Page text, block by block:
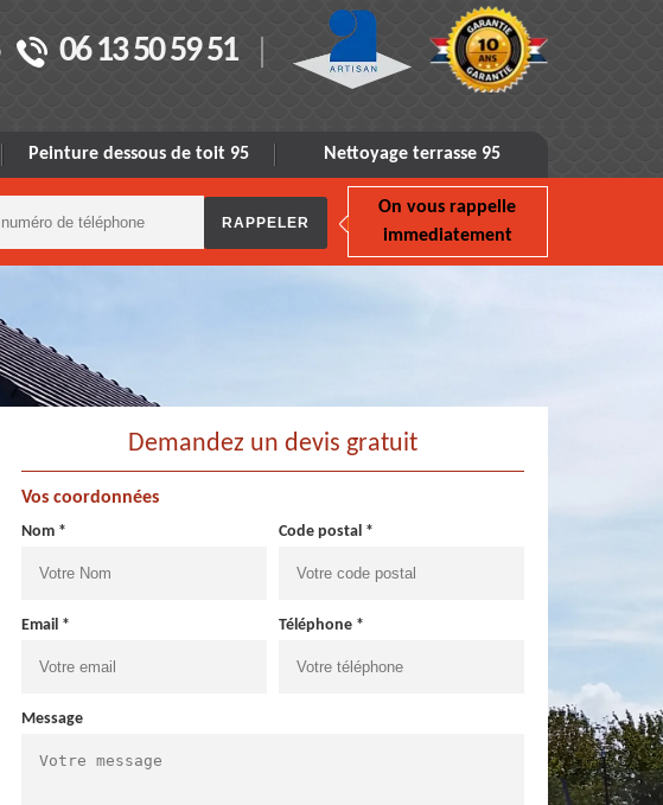
06 13 50 59 51
Peinture dessous de toit 95 Nettoyage terrasse 95
On vous rappelle
immediatement
Demandez un devis gratuit
Vos coordonnées
Nom * Code postal *
Email * Téléphone *
Message